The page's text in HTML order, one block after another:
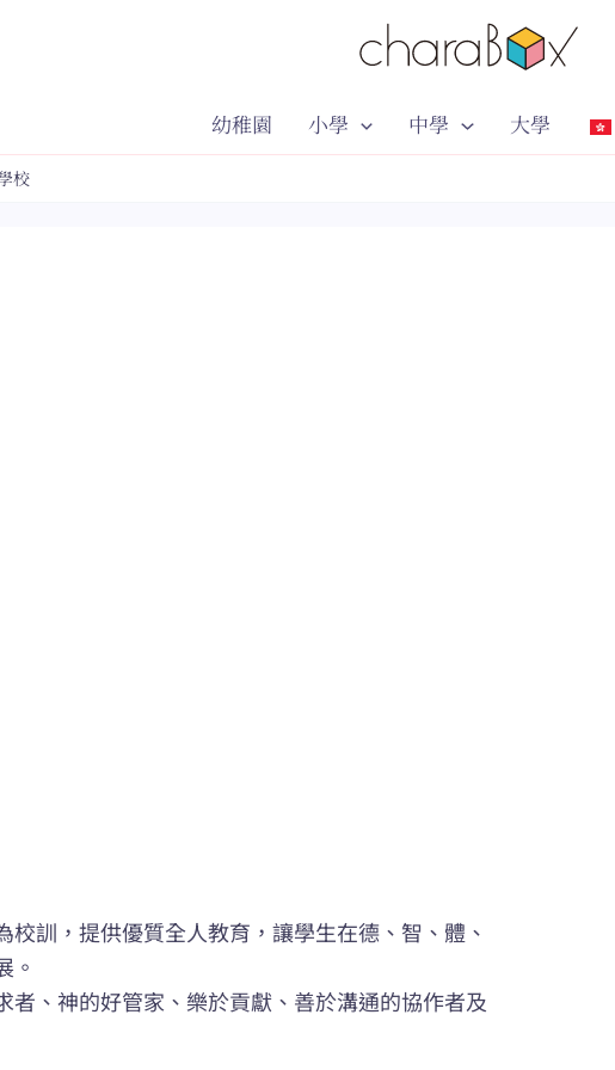
幼稚園 小學 中學 大學
校
訓，提供優質全人教育，讓學生在德、智、體、
。
者、神的好管家、樂於貢獻、善於溝通的協作者及